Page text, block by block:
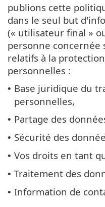
publions cette
dans le seul but
(« utilisateur final »
personne concernée
relatifs à la
personnelles :
• Base juridique du
personnelles,
• Partage des
• Sécurité des
• Vos droits en tant
• Traitement des
• Information de